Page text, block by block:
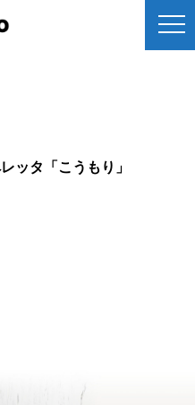
ッタ「こうもり」